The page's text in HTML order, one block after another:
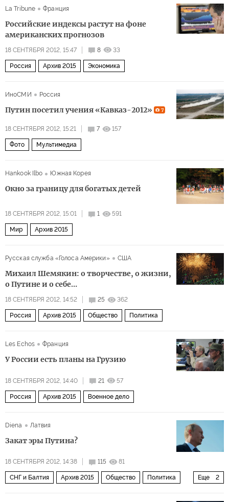
La Tribune Франция
Российские индексы растут на фоне
американских прогнозов
18 СЕНТЯБРЯ 2012, 15:47 8 33
Россия Архив 2015 Экономика
ИноСМИ Россия
Путин посетил учения «Кавказ-2012» 7
18 СЕНТЯБРЯ 2012, 15:21 7 157
Фото Мультимедиа
Hankook Ilbo Южная Корея
Окно за границу для богатых детей
18 СЕНТЯБРЯ 2012, 15:01 1 591
Мир Архив 2015
Русская служба «Голоса Америки» США
Михаил Шемякин: о творчестве, о жизни,
о Путине и о себе…
18 СЕНТЯБРЯ 2012, 14:52 25 362
Россия Архив 2015 Общество Политика
Les Echos Франция
У России есть планы на Грузию
18 СЕНТЯБРЯ 2012, 14:40 21 57
Россия Архив 2015 Военное дело
Diena Латвия
Закат эры Путина?
18 СЕНТЯБРЯ 2012, 14:38 115 81
Еще 2
СНГ и Балтия Архив 2015 Общество Политика